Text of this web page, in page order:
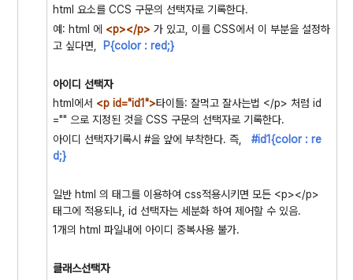
html 요소를 CCS 구문의 선택자로 기록한다.
예: html 에 <p></p> 가 있고, 이를 CSS에서 이 부분을 설정하
고 싶다면, P{color : red;}
아이디 선택자
html에서 <p id="id1">타이틀: 잘먹고 잘사는법 </p> 처럼 id
="" 으로 지정된 것을 CSS 구문의 선택자로 기록한다.
아이디 선택자기록시 #을 앞에 부착한다. 즉,
#id1{color : re
d;}
일반 html 의 태그를 이용하여 css적용시키면 모든 <p></p>
태그에 적용되나, id 선택자는 세분화 하여 제어할 수 있음.
1개의 html 파일내에 아이디 중복사용 불가.
클래스선택자